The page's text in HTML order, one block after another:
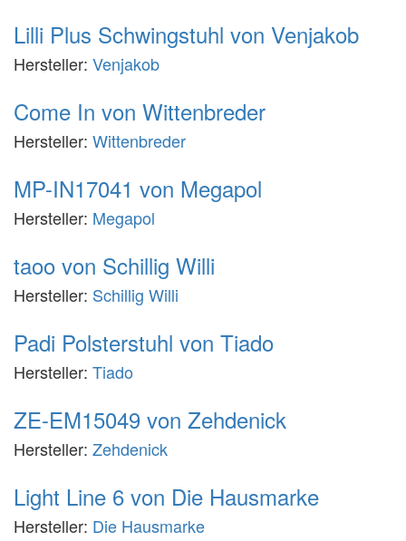
Lilli Plus Schwingstuhl von Venjakob
Hersteller: Venjakob
Come In von Wittenbreder
Hersteller: Wittenbreder
MP-IN17041 von Megapol
Hersteller: Megapol
taoo von Schillig Willi
Hersteller: Schillig Willi
Padi Polsterstuhl von Tiado
Hersteller: Tiado
ZE-EM15049 von Zehdenick
Hersteller: Zehdenick
Light Line 6 von Die Hausmarke
Hersteller: Die Hausmarke